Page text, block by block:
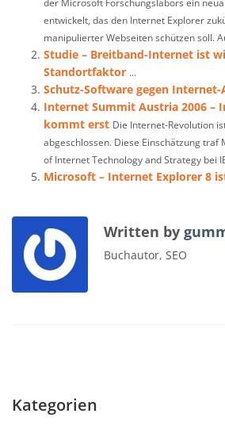
entwickelt, das den Internet Explorer
manipulierter Webseiten schützen soll.
Studie – Breitband-Internet ist
Standortfaktor ...
Schutz-Software gegen
Internet Summit Austria 2006 –
kommt erst Die Internet-Revolution
abgeschlossen. Diese Einschätzung traf
of Internet Technology and Strategy bei
Microsoft – Internet Explorer 8
Written by
Buchautor, SEO
Kategorien